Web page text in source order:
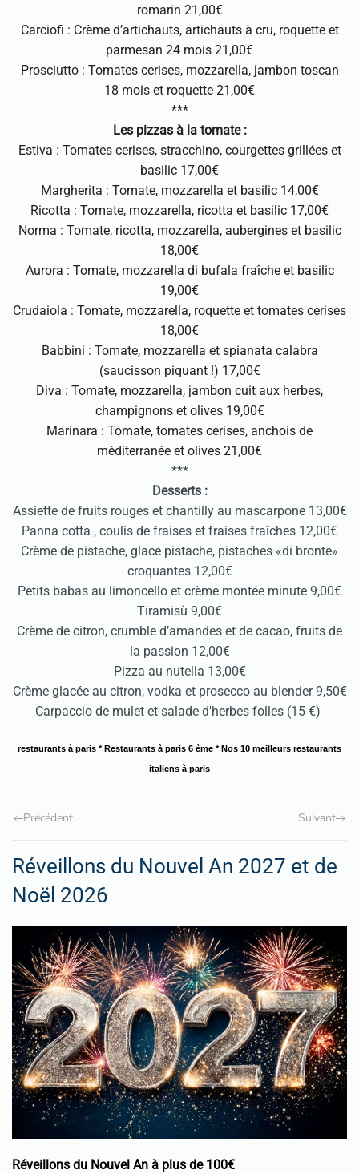
romarin 21,00€
Carciofi : Crème d’artichauts, artichauts à cru, roquette et
parmesan 24 mois 21,00€
Prosciutto : Tomates cerises, mozzarella, jambon toscan
18 mois et roquette 21,00€
***
Les pizzas à la tomate :
Estiva : Tomates cerises, stracchino, courgettes grillées et
basilic 17,00€
Margherita : Tomate, mozzarella et basilic 14,00€
Ricotta : Tomate, mozzarella, ricotta et basilic 17,00€
Norma : Tomate, ricotta, mozzarella, aubergines et basilic
18,00€
Aurora : Tomate, mozzarella di bufala fraîche et basilic
19,00€
Crudaiola : Tomate, mozzarella, roquette et tomates cerises
18,00€
Babbini : Tomate, mozzarella et spianata calabra
(saucisson piquant !) 17,00€
Diva : Tomate, mozzarella, jambon cuit aux herbes,
champignons et olives 19,00€
Marinara : Tomate, tomates cerises, anchois de
méditerranée et olives 21,00€
***
Desserts :
Assiette de fruits rouges et chantilly au mascarpone 13,00€
Panna cotta , coulis de fraises et fraises fraîches 12,00€
Crème de pistache, glace pistache, pistaches «di bronte»
croquantes 12,00€
Petits babas au limoncello et crème montée minute 9,00€
Tiramisù 9,00€
Crème de citron, crumble d’amandes et de cacao, fruits de
la passion 12,00€
Pizza au nutella 13,00€
Crème glacée au citron, vodka et prosecco au blender 9,50€
Carpaccio de mulet et salade d'herbes folles (15 €)
restaurants à paris * Restaurants à paris 6 ème * Nos 10 meilleurs restaurants
italiens à paris
Précédent Suivant
Réveillons du Nouvel An 2027 et de
Noël 2026
Réveillons du Nouvel An à plus de 100€